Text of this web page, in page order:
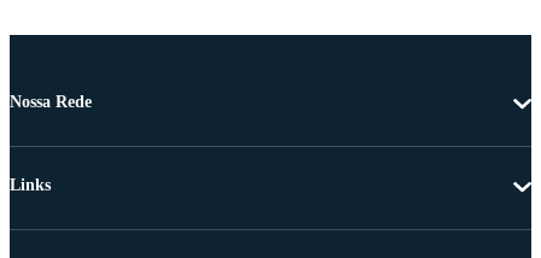
Nossa Rede
Links